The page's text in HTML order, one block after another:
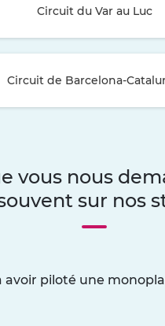
Circuit du Var au Luc
Circuit de Barcelona-
vous nous
sur nos
avoir piloté une